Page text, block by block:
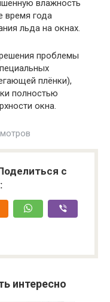
влажность
время года
льда на окнах.
проблемы
плёнки),
полностью
окна.
с
интересно